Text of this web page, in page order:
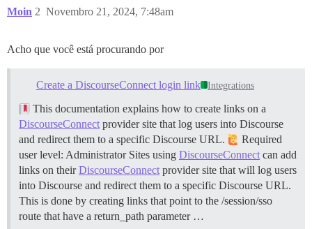
Moin Novembro 21, 2024, 7:48am
2
Acho que você está procurando por
Create a DiscourseConnect login link Integrations
This documentation explains how to create links on a
DiscourseConnect provider site that log users into Discourse
and redirect them to a specific Discourse URL.
Required
user level: Administrator Sites using DiscourseConnect can add
links on theirDiscourseConnect provider site that will log users
into Discourse and redirect them to a specific Discourse URL.
This is done by creating links that point to the /session/sso
route that have a return_path parameter …